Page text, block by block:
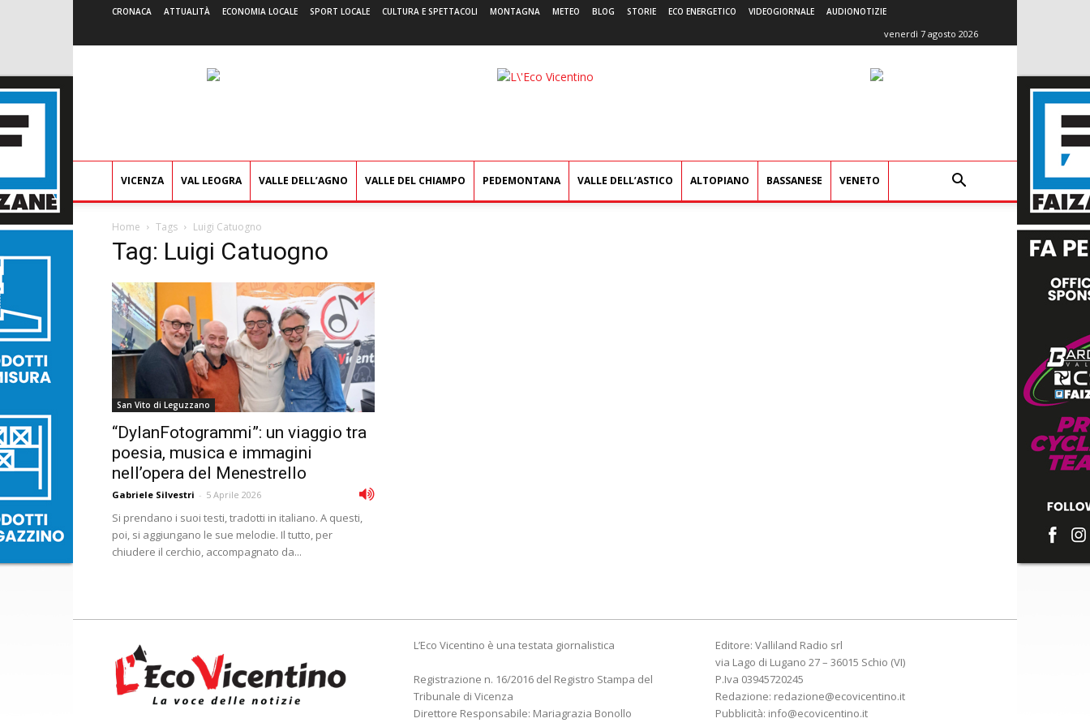
CRONACA ATTUALITÀ ECONOMIA LOCALE SPORT LOCALE CULTURA E SPETTACOLI MONTAGNA METEO BLOG STORIE ECO ENERGETICO VIDEOGIORNALE AUDIONOTIZIE
venerdì 7 agosto 2026
L'Eco
VICENZA VAL LEOGRA VALLE DELL’AGNO VALLE DEL CHIAMPO PEDEMONTANA VALLE DELL’ASTICO ALTOPIANO BASSANESE VENETO
Home Tags Luigi Catuogno
Tag: Luigi Catuogno
San Vito di Leguzzano
“DylanFotogrammi”: un viaggio tra
poesia, musica e immagini
nell’opera del Menestrello
Gabriele Silvestri - 5 Aprile 2026
Si prendano i suoi testi, tradotti in italiano. A questi,
poi, si aggiungano le sue melodie. Il tutto, per
chiudere il cerchio, accompagnato da...
L’Eco Vicentino è una testata giornalistica
Registrazione n. 16/2016 del Registro Stampa del
Tribunale di Vicenza
Direttore Responsabile: Mariagrazia Bonollo
Editore: Valliland Radio srl
via Lago di Lugano 27 – 36015 Schio (VI)
P.Iva 03945720245
Redazione: redazione@ecovicentino.it
Pubblicità: info@ecovicentino.it